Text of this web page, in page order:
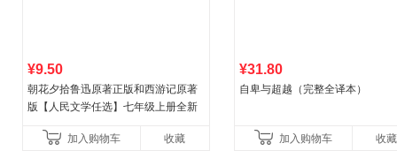
¥9.50
朝花夕拾鲁迅原著正版和西游记原著
版【人民文学任选】七年级上册全新
中名著语文书目初一课外阅
加入购物车 收藏
¥31.80
自卑与超越（完整全译本）
加入购物车 收藏